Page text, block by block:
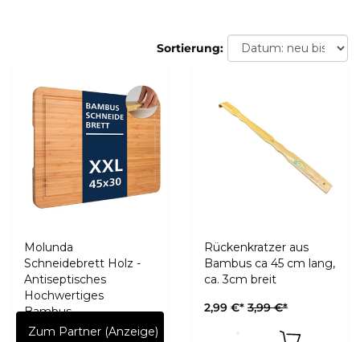
Sortierung:
Molunda
Schneidebrett Holz -
Antiseptisches
Hochwertiges
Bambus...
Zum Partner (Anzeige)
Rückenkratzer aus
Bambus ca 45 cm lang,
ca. 3cm breit
2,99 €* 3,99 €*